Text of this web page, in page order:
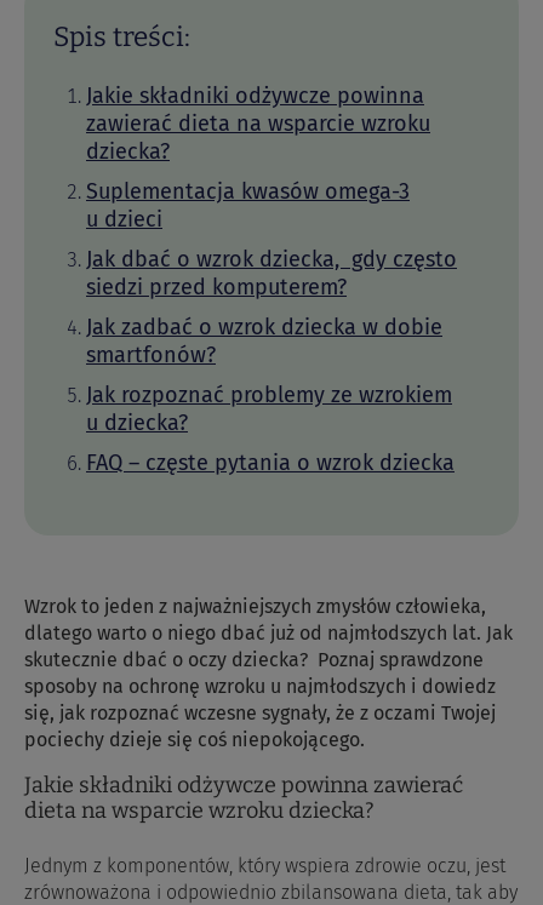
Spis treści:
Jakie składniki odżywcze powinna
zawierać dieta na wsparcie wzroku
dziecka?
Suplementacja kwasów omega-3
u dzieci
Jak dbać o wzrok dziecka, gdy często
siedzi przed komputerem?
Jak zadbać o wzrok dziecka w dobie
smartfonów?
Jak rozpoznać problemy ze wzrokiem
u dziecka?
FAQ – częste pytania o wzrok dziecka
Wzrok to jeden z najważniejszych zmysłów człowieka,
dlatego warto o niego dbać już od najmłodszych lat. Jak
skutecznie dbać o oczy dziecka? Poznaj sprawdzone
sposoby na ochronę wzroku u najmłodszych i dowiedz
się, jak rozpoznać wczesne sygnały, że z oczami Twojej
pociechy dzieje się coś niepokojącego.
Jakie składniki odżywcze powinna zawierać
dieta na wsparcie wzroku dziecka?
Jednym z komponentów, który wspiera zdrowie oczu, jest
zrównoważona i odpowiednio zbilansowana dieta, tak aby